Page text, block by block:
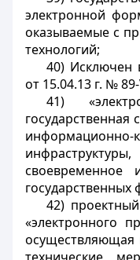
электронной
оказываемые с
технологий;
40) Исключен
от 15.04.13 г. №
41)
государственная
информационно-
своевременное
государственных
42)
«электронного
осуществляющая